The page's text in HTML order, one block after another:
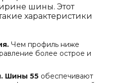
шины. Этот
характеристики
Чем профиль ниже
более острое и
Шины 55 обеспечивают